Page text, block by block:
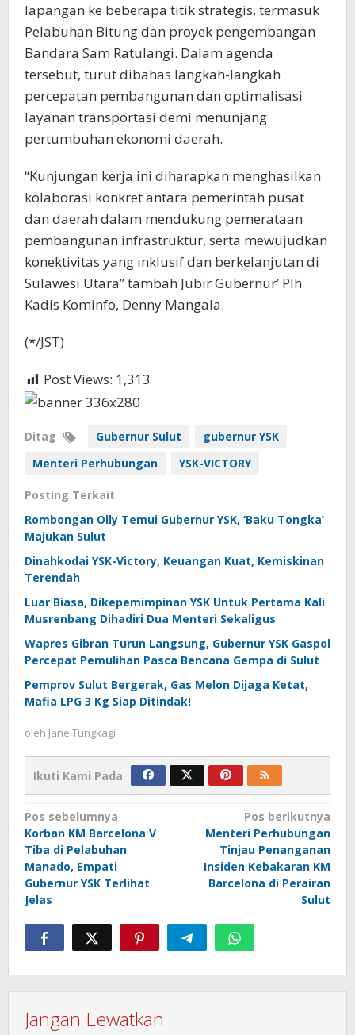
lapangan ke beberapa titik strategis, termasuk
Pelabuhan Bitung dan proyek pengembangan
Bandara Sam Ratulangi. Dalam agenda
tersebut, turut dibahas langkah-langkah
percepatan pembangunan dan optimalisasi
layanan transportasi demi menunjang
pertumbuhan ekonomi daerah.
“Kunjungan kerja ini diharapkan menghasilkan
kolaborasi konkret antara pemerintah pusat
dan daerah dalam mendukung pemerataan
pembangunan infrastruktur, serta mewujudkan
konektivitas yang inklusif dan berkelanjutan di
Sulawesi Utara” tambah Jubir Gubernur’ Plh
Kadis Kominfo, Denny Mangala.
(*/JST)
Post Views: 1,313
Ditag Gubernur Sulut
gubernur YSK
Menteri Perhubungan
YSK-VICTORY
Posting Terkait
Rombongan Olly Temui Gubernur YSK, ‘Baku Tongka’
Majukan Sulut
Dinahkodai YSK-Victory, Keuangan Kuat, Kemiskinan
Terendah
Luar Biasa, Dikepemimpinan YSK Untuk Pertama Kali
Musrenbang Dihadiri Dua Menteri Sekaligus
Wapres Gibran Turun Langsung, Gubernur YSK Gaspol
Percepat Pemulihan Pasca Bencana Gempa di Sulut
Pemprov Sulut Bergerak, Gas Melon Dijaga Ketat,
Mafia LPG 3 Kg Siap Ditindak!
oleh Jane Tungkagi
Ikuti Kami Pada
Navigasi
pos
Pos sebelumnya
Korban KM Barcelona V
Tiba di Pelabuhan
Manado, Empati
Gubernur YSK Terlihat
Jelas
Pos berikutnya
Menteri Perhubungan
Tinjau Penanganan
Insiden Kebakaran KM
Barcelona di Perairan
Sulut
Jangan Lewatkan